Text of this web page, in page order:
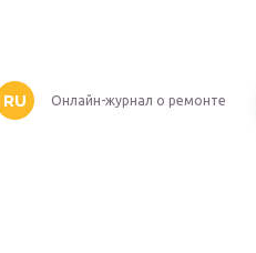
RU Онлайн-журнал о ремонте